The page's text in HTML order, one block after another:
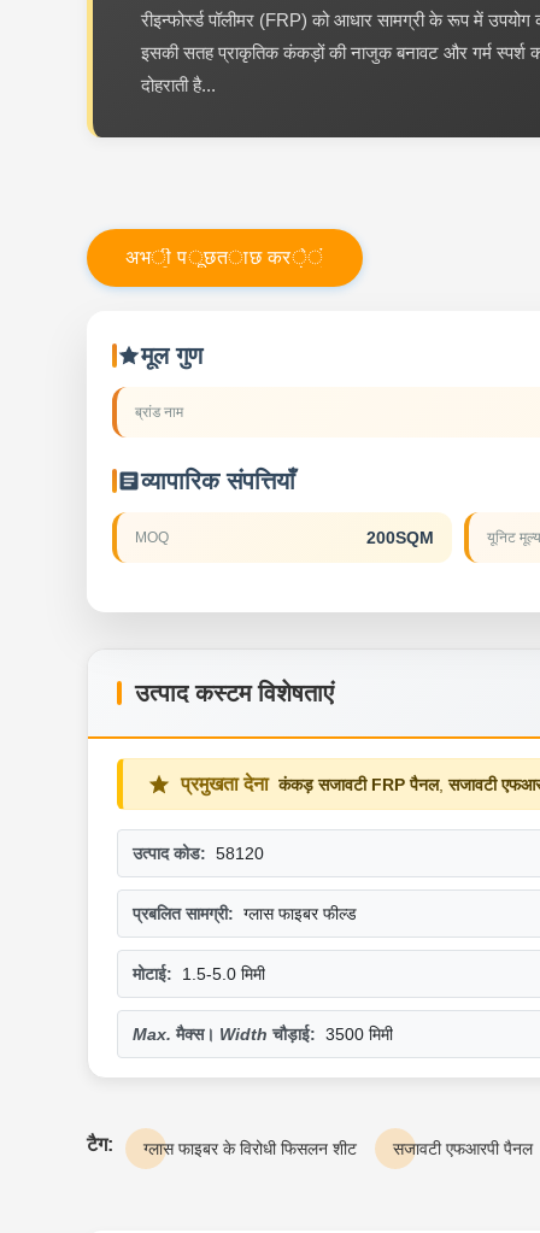
रीइन्फोर्स्ड पॉलीमर (FRP) को आधार सामग्री के रूप में
इसकी सतह प्राकृतिक कंकड़ों की नाजुक बनावट और गर्म स्पर्श
दोहराती है...
अभी पूछताछ करें
मूल गुण
ब्रांड नाम
व्यापारिक संपत्तियाँ
MOQ 200SQM यूनिट मूल्य
उत्पाद कस्टम विशेषताएं
प्रमुखता देना कंकड़ सजावटी FRP पैनल,सजावटी
उत्पाद कोड: 58120
प्रबलित सामग्री: ग्लास फाइबर फील्ड
मोटाई: 1.5-5.0 मिमी
Max. मैक्स। Width चौड़ाई: 3500 मिमी
टैग: ग्लास फाइबर के विरोधी फिसलन शीट सजावटी एफआरपी पैनल